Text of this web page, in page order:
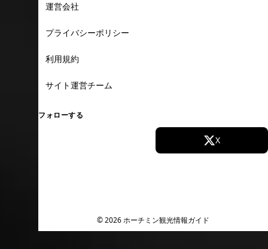
運営会社
プライバシーポリシー
利用規約
サイト運営チーム
フォローする
X
© 2026 ホーチミン観光情報ガイド